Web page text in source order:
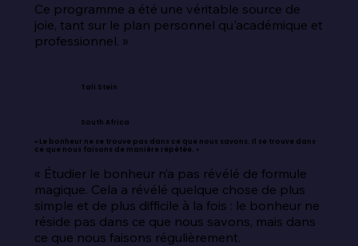
Ce programme a été une véritable source de
joie, tant sur le plan personnel qu'académique et
professionnel. »
Tali Stein
South Africa
« Le bonheur ne se trouve pas dans ce que nous savons. Il se trouve dans
ce que nous faisons de manière répétée. »
« Étudier le bonheur n’a pas révélé de formule
magique. Cela a révélé quelque chose de plus
simple et de plus difficile à la fois : le bonheur ne
réside pas dans ce que nous savons, mais dans
ce que nous faisons régulièrement.